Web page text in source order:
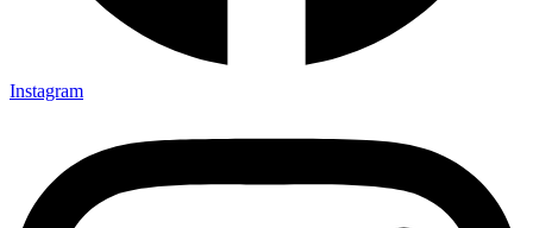
Instagram